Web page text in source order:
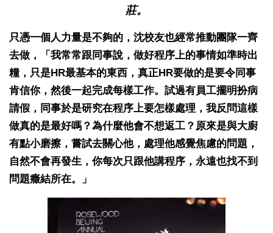
莊。
只憑一個人力量是不夠的，沈校友也經常推動團隊一齊
去做，「我常常跟同事說，做好程序上的事情如準時出
糧，只是HR最基本的東西，真正HR要做的是要令同事
肯信你，然後一起完成每樣工作。試過有員工擺明扮病
請假，同事於是研究在程序上要怎樣處理，我反問這樣
做真的是最好嗎？為什麼他會不想返工？原來是與大廚
有點小磨擦，嘗試去關心他，處理他感覺焦慮的問題，
自然不會再發生，你每次只跟他講程序，永遠也找不到
問題癥結所在。」